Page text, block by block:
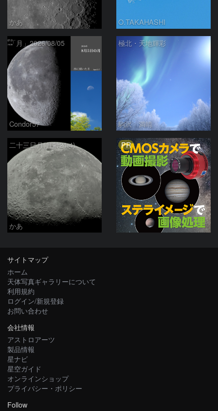
かあ O.TAKAHASHI
「月」2026/08/05
Condor57
極北・天地輝彩
駒沢 満晴
二十三日月(月齢21.4)
かあ
PR
サイトマップ
ホーム
天体写真ギャラリーについて
利用規約
ログイン/新規登録
お問い合わせ
会社情報
アストロアーツ
製品情報
星ナビ
星空ガイド
オンラインショップ
プライバシー・ポリシー
Follow